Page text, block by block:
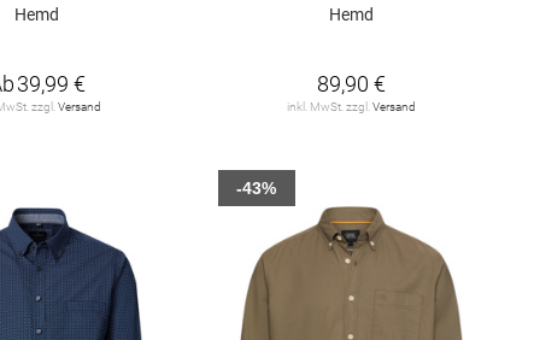
Hemd
39,99 €
zzgl.Versand
Hemd
89,90 €
inkl. MwSt. zzgl.Versand
-43%